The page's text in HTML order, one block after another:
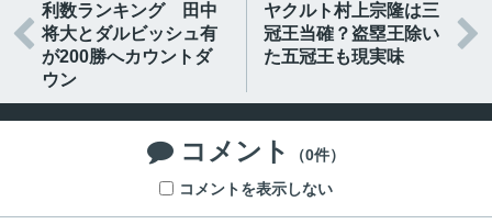

利数ランキング 田中
将大とダルビッシュ有
が200勝へカウントダ
ウン
ヤクルト村上宗隆は三
冠王当確？盗塁王除い
た五冠王も現実味

 コメント
（0件）
コメントを表示しない